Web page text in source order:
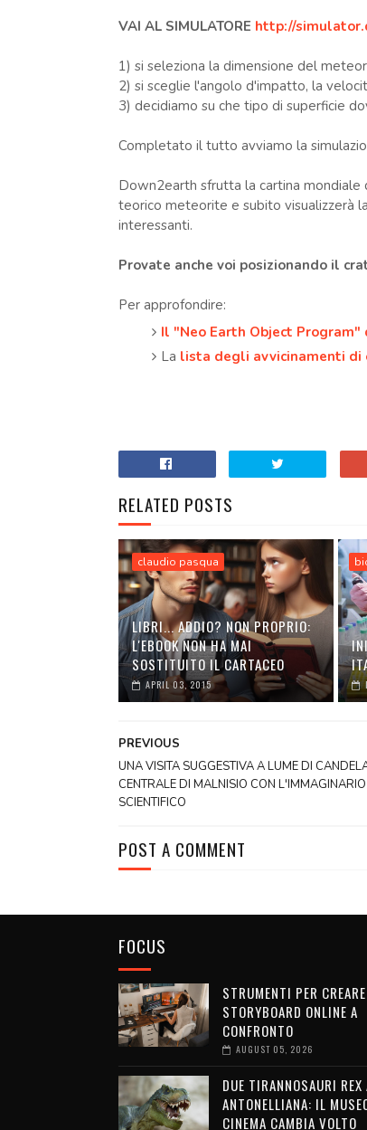
VAI AL SIMULATORE http://
1) si seleziona la dimensione del
2) si sceglie l'angolo d'impatto, la
3) decidiamo su che tipo di superficie
Completato il tutto avviamo la
Down2earth sfrutta la cartina
teorico meteorite e subito visualizzerà
interessanti.
Provate anche voi posizionando il
Per approfondire:
Il "Neo Earth Object Program"
La lista degli avvicinamenti di
RELATED POSTS
claudio pasqua
LIBRI... ADDIO? NON PROPRIO:
L'EBOOK NON HA MAI
SOSTITUITO IL CARTACEO
APRIL 03, 2015
PREVIOUS
UNA VISITA SUGGESTIVA A LUME DI
CENTRALE DI MALNISIO CON L'IMMAGINARIO
SCIENTIFICO
POST A COMMENT
FOCUS
STRUMENTI PER
STORYBOARD ONLINE A
CONFRONTO
AUGUST 05, 2026
DUE TIRANNOSAURI REX
ANTONELLIANA: IL
CINEMA CAMBIA VOLTO